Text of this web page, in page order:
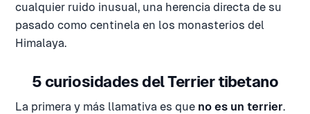
cualquier ruido inusual, una herencia directa de su
pasado como centinela en los monasterios del
Himalaya.
5 curiosidades del Terrier tibetano
La primera y más llamativa es que no es un terrier.